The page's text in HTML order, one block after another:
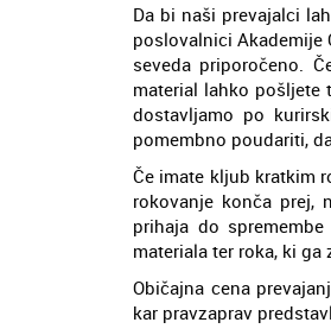
Da bi naši prevajalci
poslovalnici Akademije
seveda priporočeno.
material lahko
dostavljamo po
pomembno poudariti,
Če imate kljub kratkim
rokovanje konča prej,
prihaja do
materiala ter roka, ki ga
Običajna cena
kar pravzaprav